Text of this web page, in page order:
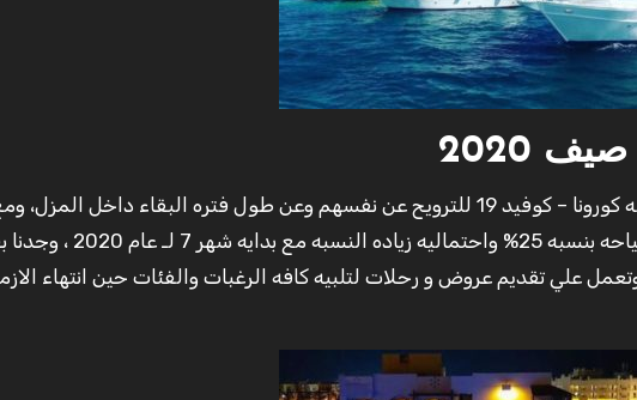
2020
ينتظرالكثير والكثير من الاشخاص انتهاء ازمه كورونا – كوفيد 19 للترويح عن نفسهم وعن طول فتره البقاء داخل
تخفيف الحجر الصحي والسماح بعوده السياحه بنسبه 25% واحتماليه زياده
علي تقديم عروض و رحلات لتلبيه كافه الرغبات والفئات حين انتهاء